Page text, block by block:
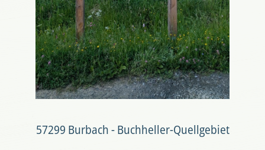
57299 Burbach - Buchheller-Quellgebiet